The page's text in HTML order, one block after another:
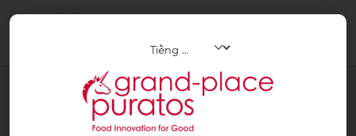
Chocolate